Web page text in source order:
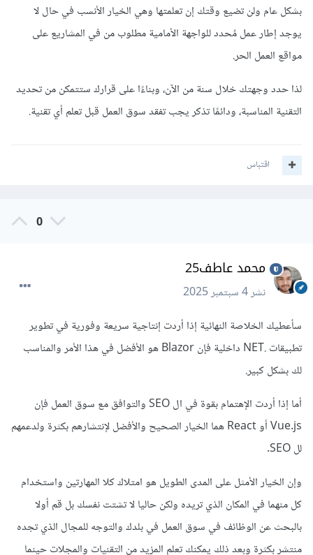
بشكل عام ولن تضيع وقتك إن تعلمتها وهي الخيار الأنسب في حال لا
يوجد إطار عمل مُحدد للواجهة الأمامية مطلوب من في المشاريع على
مواقع العمل الحر.
لذا حدد وجهتك خلال سنة من الآن، وبناءًا على قرارك ستتمكن من تحديد
التقنية المناسبة، ودائمًا تذكر يجب تفقد سوق العمل قبل تعلم أي تقنية.
اقتباس
0
محمد عاطف25
نشر4 سبتمبر 2025
سأعطيك الخلاصة النهائية إذا أردت إنتاجية سريعة وفورية في تطوير
تطبيقات .NET داخلية فإن Blazor هو الأفضل في هذا الأمر والمناسب
لك بشكل كبير.
أما إذا أردت الإهتمام بقوة في ال SEO والتوافق مع سوق العمل فإن
Vue.js أو React هما الخيار الصحيح والأفضل لإنتشارهم بكثرة ولدعمهم
لل SEO.
وإن الخيار الأمثل على المدى الطويل هو امتلاك كلا المهارتين واستخدام
كل منهما في المكان الذي تريده ولكن حاليا لا تشتت نفسك بل قم أولا
بالبحث عن الوظائف في سوق العمل في بلدك والتوجه للمجال الذي تجده
منتشر بكثرة وبعد ذلك يمكنك تعلم المزيد من التقنيات والمجلات حينما